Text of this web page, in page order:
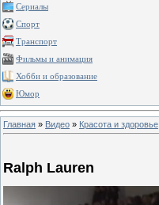
Сериалы
Спорт
Транспорт
Фильмы и анимация
Хобби и образование
Юмор
Главная » Видео » Красота и здоровье
Ralph Lauren